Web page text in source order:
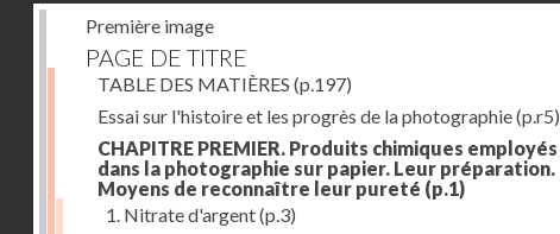
Première image
PAGE DE TITRE
TABLE DES MATIÈRES (p.197)
Essai sur l'histoire et les progrès de la photographie(p.r5)
CHAPITRE PREMIER. Produits chimiques employés
dans la photographie sur papier. Leur préparation.
Moyens de reconnaître leur pureté (p.1)
1. Nitrate d'argent(p.3)